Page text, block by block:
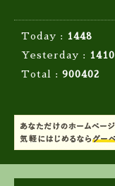
Today :
1448
Yesterday :
1410
Total : 900402